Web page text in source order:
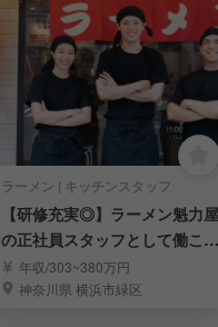
ラーメン | キッチンスタッフ
【研修充実◎】ラーメン魁力屋
の正社員スタッフとして働こ
う！年収/303~380万円
神奈川県 横浜市緑区